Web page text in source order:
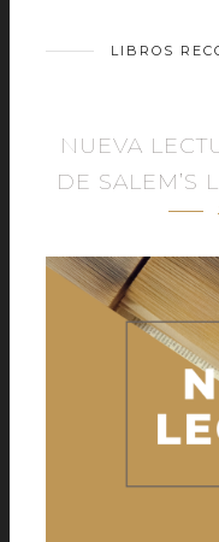
LIBROS
NUEVA
DE SALEM’S